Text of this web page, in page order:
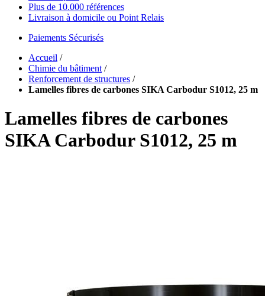
Plus de 10.000 références
Livraison à domicile ou Point Relais
Paiements Sécurisés
Accueil /
Chimie du bâtiment /
Renforcement de structures /
Lamelles fibres de carbones SIKA Carbodur S1012, 25 m
Lamelles fibres de carbones
SIKA Carbodur S1012, 25 m